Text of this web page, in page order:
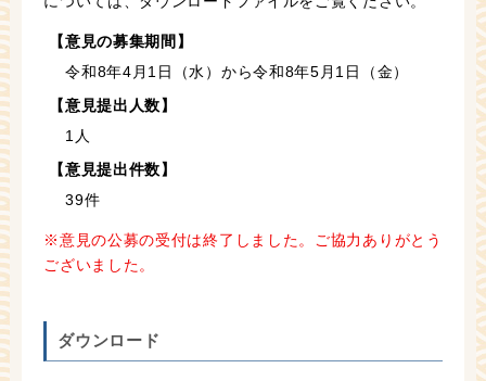
【意見の募集期間】
令和8年4月1日（水）から令和8年5月1日（金）
【意見提出人数】
1人
【意見提出件数】
39件
※意見の公募の受付は終了しました。ご協力ありがとう
ございました。
ダウンロード